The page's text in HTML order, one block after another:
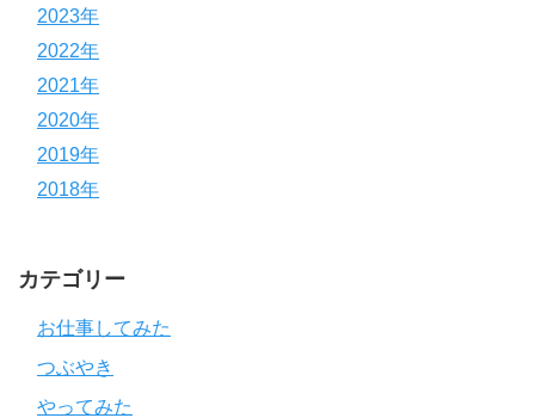
2023年
2022年
2021年
2020年
2019年
2018年
カテゴリー
お仕事してみた
つぶやき
やってみた